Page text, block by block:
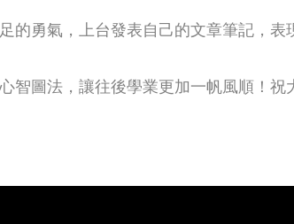
的勇氣，上台發表自己的文章筆記，表
智圖法，讓往後學業更加一帆風順！